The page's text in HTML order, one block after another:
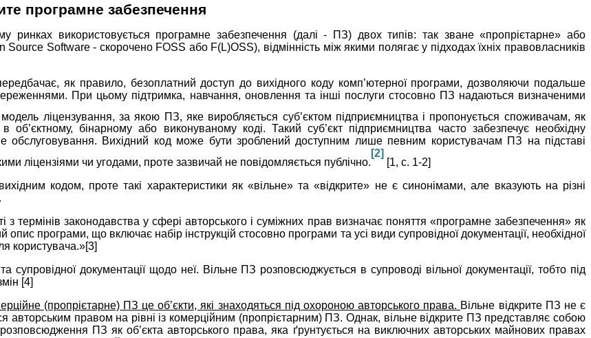
програмне забезпечення
ринках використовується програмне забезпечення (далі - ПЗ) двох типів: так зване «пропрієтарне» або
Software - скорочено FOSS або F(L)OSS), відмінність між якими полягає у підходах їхніх правовласників
як правило, безоплатний доступ до вихідного коду комп’ютерної програми, дозволяючи подальше
При цьому підтримка, навчання, оновлення та інші послуги стосовно ПЗ надаються визначеними
ліцензування, за якою ПЗ, яке виробляється суб’єктом підприємництва і пропонується споживачам, як
бінарному або виконуваному коді. Такий суб’єкт підприємництва часто забезпечує необхідну
обслуговування. Вихідний код може бути зроблений доступним лише певним користувачам ПЗ на підставі
ліцензіями чи угодами, проте зазвичай не повідомляється публічно.
[2]
[1, с. 1-2]
кодом, проте такі характеристики як «вільне» та «відкрите» не є синонімами, але вказують на різні
з термінів законодавства у сфері авторського і суміжних прав визначає поняття «програмне забезпечення» як
програми, що включає набір інструкцій стосовно програми та усі види супровідної документації, необхідної
користувача.»[3]
документації щодо неї. Вільне ПЗ розповсюджується в супроводі вільної документації, тобто під
[4]
(пропрієтарне) ПЗ це об’єкти, які знаходяться під охороною авторського права. Вільне відкрите ПЗ не є
авторським правом на рівні із комерційним (пропрієтарним) ПЗ. Однак, вільне відкрите ПЗ представляє собою
ПЗ як об’єкта авторського права, яка ґрунтується на виключних авторських майнових правах